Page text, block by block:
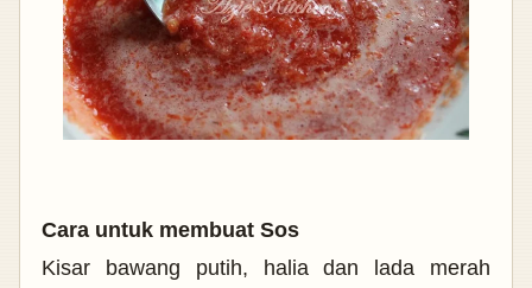
Cara untuk membuat Sos
Kisar bawang putih, halia dan lada merah